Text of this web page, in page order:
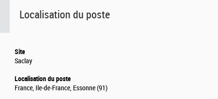
Localisation du poste
Site
Saclay
Localisation du poste
France, Ile-de-France, Essonne (91)